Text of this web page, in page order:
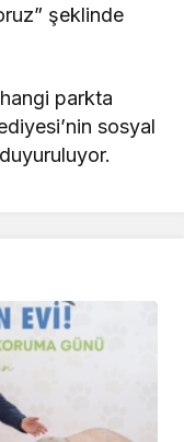
şeklinde
parkta
sosyal